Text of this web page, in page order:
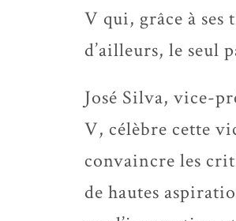
V qui, grâce à ses
d’ailleurs, le seul
José Silva, vice-
V, célèbre cette
convaincre les
de hautes